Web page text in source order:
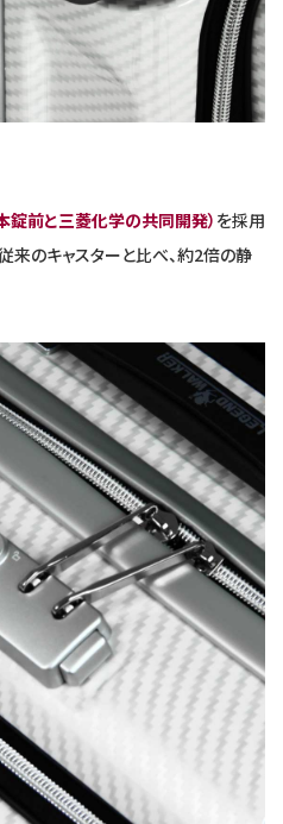
前と三菱化学の共同開発） を採用
来のキャスターと比べ、約2倍の静